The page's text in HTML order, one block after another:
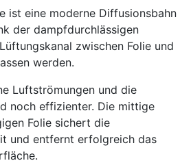
ist eine moderne Diffusionsbahn
der dampfdurchlässigen
zwischen Folie und
werden.
Luftströmungen und die
noch effizienter. Die mittige
Folie sichert die
und entfernt erfolgreich das